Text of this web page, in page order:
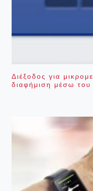
Διέξοδος για
διαφήμιση μέσω